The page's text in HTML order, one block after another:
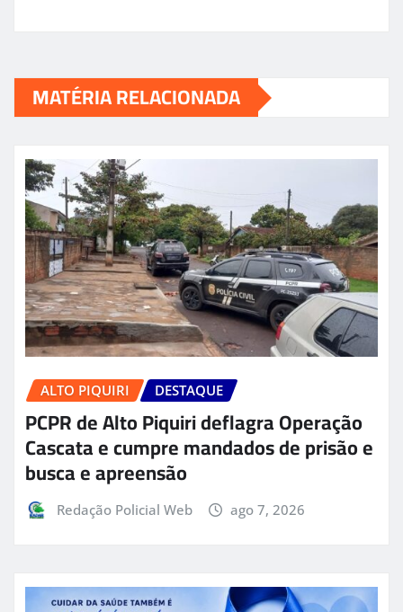
MATÉRIA RELACIONADA
ALTO PIQUIRI DESTAQUE
PCPR de Alto Piquiri deflagra Operação
Cascata e cumpre mandados de prisão e
busca e apreensão
Redação Policial Web ago 7, 2026